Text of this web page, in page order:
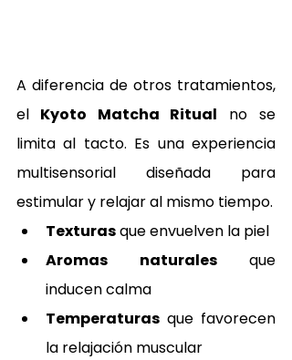
A diferencia de otros tratamientos,
el Kyoto Matcha Ritual no se
limita al tacto. Es una experiencia
multisensorial diseñada para
estimular y relajar al mismo tiempo.
Texturas que envuelven la piel
Aromas naturales que
inducen calma
Temperaturas que favorecen
la relajación muscular